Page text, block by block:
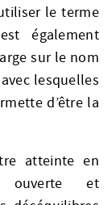
le terme
également
sur le nom
lesquelles
d’être la
atteinte en
ouverte et